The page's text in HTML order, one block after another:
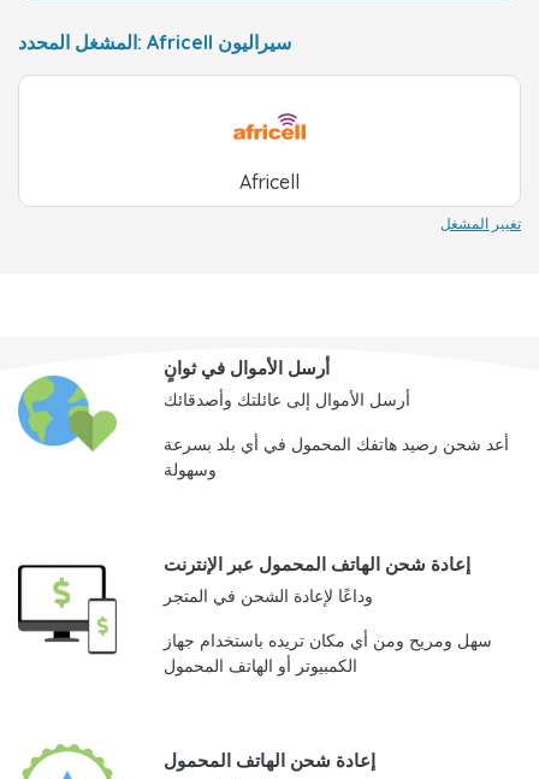
المشغل المحدد: Africell سيراليون
Africell
تغيير المشغل
أرسل الأموال في ثوانٍ
أرسل الأموال إلى عائلتك وأصدقائك
أعد شحن رصيد هاتفك المحمول في أي بلد بسرعة
وسهولة
إعادة شحن الهاتف المحمول عبر الإنترنت
وداعًا لإعادة الشحن في المتجر
سهل ومريح ومن أي مكان تريده باستخدام جهاز
الكمبيوتر أو الهاتف المحمول
إعادة شحن الهاتف المحمول